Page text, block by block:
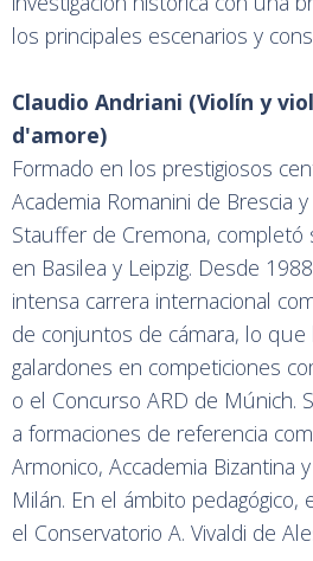
los principales escenarios y
Claudio Andriani (Violín y
d'amore)
Formado en los prestigiosos
Academia Romanini de Brescia
Stauffer de Cremona, completó
en Basilea y Leipzig. Desde
intensa carrera internacional
de conjuntos de cámara, lo que
galardones en competiciones
o el Concurso ARD de Múnich.
a formaciones de referencia
Armonico, Accademia Bizantina
Milán. En el ámbito pedagógico,
el Conservatorio A. Vivaldi de